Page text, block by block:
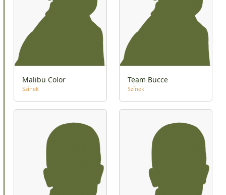
Malibu Color
Színek
Team Bucce
Színek